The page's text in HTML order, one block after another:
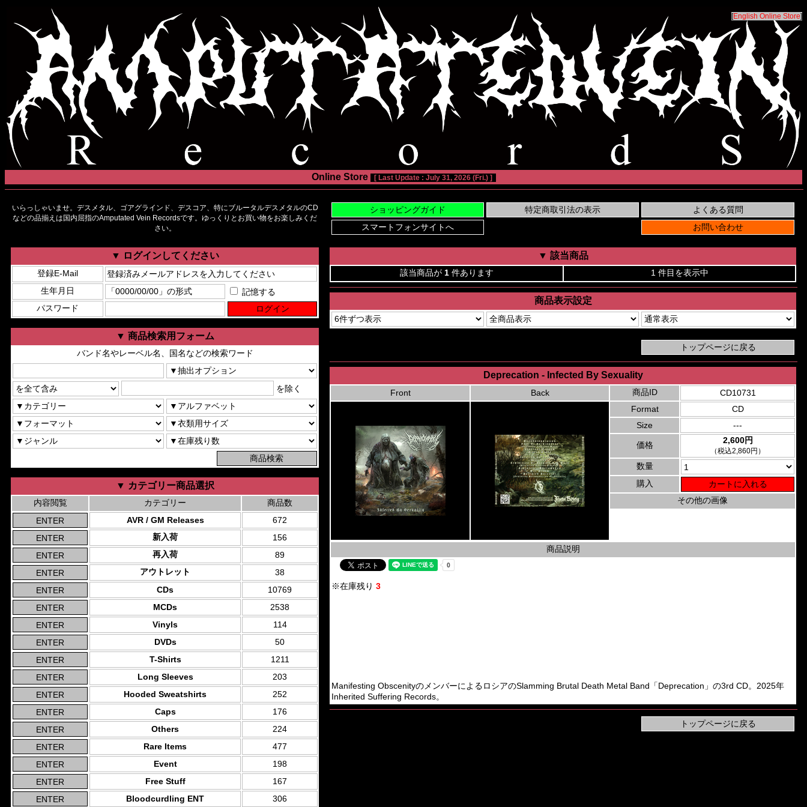
[English Online Store]
Online Store [ Last Update : July 31, 2026 (Fri.) ]
いらっしゃいませ。デスメタル、ゴアグラインド、デスコア、特にブルータルデスメタルのCD
などの品揃えは国内屈指のAmputated Vein Recordsです。ゆっくりとお買い物をお楽しみくだ
さい。
▼ ログインしてください
登録E-Mail
生年月日
記憶する
パスワード
▼ 商品検索用フォーム
バンド名やレーベル名、国名などの検索ワード
を除く
▼ カテゴリー商品選択
内容閲覧 カテゴリー
商品数
AVR / GM Releases
672
新入荷
156
再入荷
89
アウトレット
38
CDs
10769
MCDs
2538
Vinyls
114
DVDs
50
T-Shirts
1211
Long Sleeves
203
Hooded Sweatshirts
252
Caps
176
Others
224
Rare Items
477
Event
198
Free Stuff
167
Bloodcurdling ENT
306
▼ 該当商品
該当商品が 1 件あります 1 件目を表示中
商品表示設定
Deprecation - Infected By Sexuality
Front Back 商品ID
CD10731
Format
CD
Size
---
価格 2,600円
（税込2,860円）
数量
購入
その他の画像
商品説明
※在庫残り 3
Manifesting ObscenityのメンバーによるロシアのSlamming Brutal Death Metal Band「Deprecation」の3rd CD。2025年
Inherited Suffering Records。